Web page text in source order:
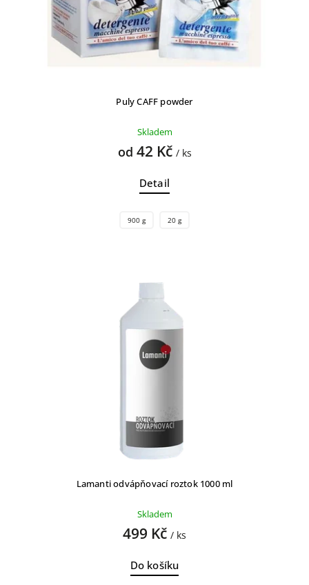
Puly CAFF powder
Skladem
od 42 Kč / ks
Detail
900 g 20 g
Lamanti odvápňovací roztok 1000 ml
Skladem
499 Kč / ks
Do košíku